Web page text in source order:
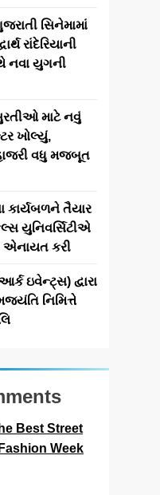
સિનેમામાં
રાંદેરિયાની
નવા યુગની
માટે નવું
ખોલ્યું,
વધુ મજબૂત
કાર્યબળને તૈયાર
યુનિવર્સિટીએ
એનાયત કરી
ઇવેન્ટ્સ) દ્વારા
નિમિત્તે
Best Street
Week